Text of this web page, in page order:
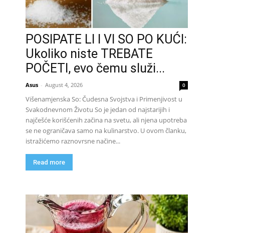
POSIPATE LI I VI SO PO KUĆI:
Ukoliko niste TREBATE
POČETI, evo čemu služi...
Asus - August 4, 2026 0
Višenamjenska So: Čudesna Svojstva i Primenjivost u
Svakodnevnom Životu So je jedan od najstarijih i
najčešće korišćenih začina na svetu, ali njena upotreba
se ne ograničava samo na kulinarstvo. U ovom članku,
istražićemo raznovrsne načine...
Read more